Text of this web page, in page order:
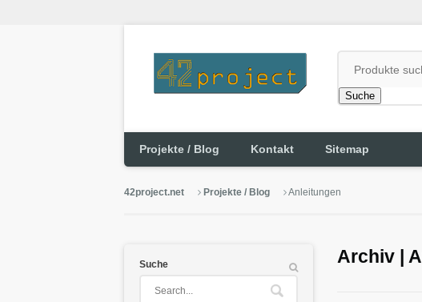
Suche
Projekte / Blog Kontakt Sitemap
42project.net Projekte / Blog Anleitungen
Archiv |
Suche